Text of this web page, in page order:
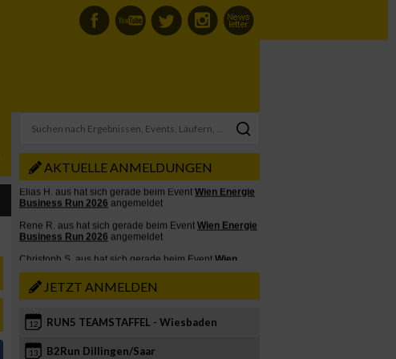
AKTUELLE ANMELDUNGEN
JETZT ANMELDEN
12 RUN5 TEAMSTAFFEL - Wiesbaden
13 B2Run Dillingen/Saar